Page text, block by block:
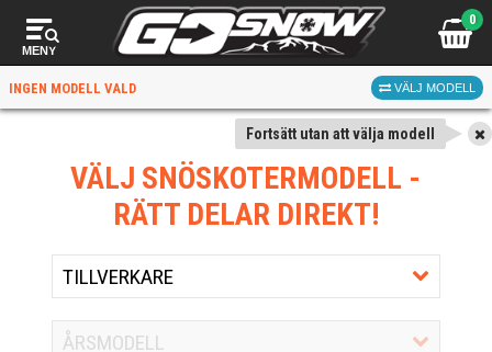
MENY
0
INGEN MODELL VALD VÄLJ MODELL
Fortsätt utan att välja modell
VÄLJ SNÖSKOTERMODELL -
RÄTT DELAR DIREKT!